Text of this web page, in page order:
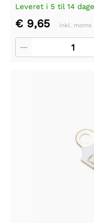
Leveret i 5 til 14 dage
€ 9,65 Inkl. moms